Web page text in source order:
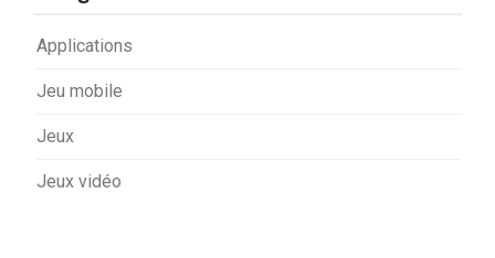
Applications
Jeu mobile
Jeux
Jeux vidéo